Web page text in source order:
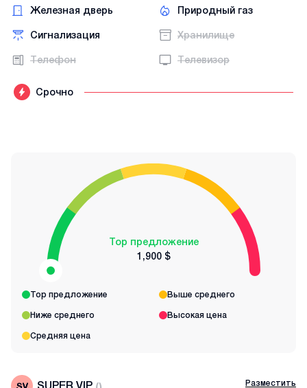
Железная дверь Природный газ
Сигнализация Хранилище
Телефон Телевизор
Срочно
Top предложение
1,900 $
Top предложение Выше среднего
Ниже среднего Высокая цена
Средняя цена
Разместить